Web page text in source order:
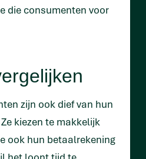
die consumenten voor
zijn ook dief van hun
kiezen te makkelijk
ook hun betaalrekening